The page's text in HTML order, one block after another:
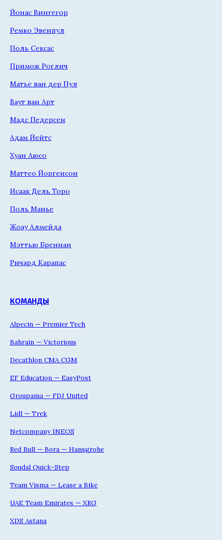
Йонас Вингегор
Ремко Эвенпул
Поль Сексас
Примож Роглич
Матье ван дер Пул
Ваут ван Арт
Мадс Педерсен
Адам Йейтс
Хуан Аюсо
Маттео Йоргенсон
Исаак Дель Торо
Поль Манье
Жоау Алмейда
Мэттью Бреннан
Ричард Карапас
КОМАНДЫ
Alpecin — Premier Tech
Bahrain — Victorious
Decathlon CMA CGM
EF Education — EasyPost
Groupama — FDJ United
Lidl — Trek
Netcompany INEOS
Red Bull — Bora — Hansgrohe
Soudal Quick-Step
Team Visma — Lease a Bike
UAE Team Emirates — XRG
XDS Astana